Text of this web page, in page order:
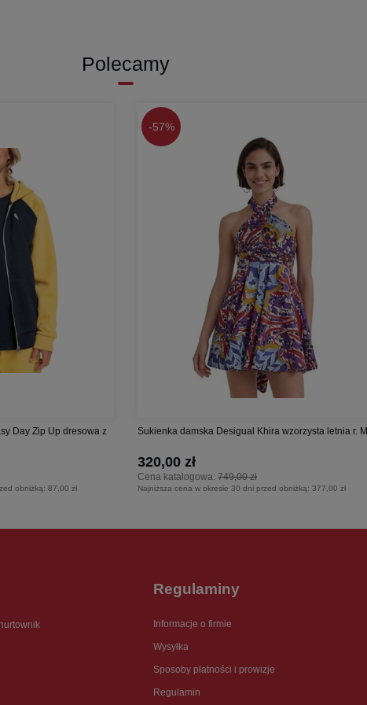
Polecamy
Day Zip Up dresowa z
obniżką: 87,00 zł
-57%
Sukienka damska Desigual Khira wzorzysta letnia r. M
Cena katalogowa: 749,00 zł
320,00 zł
Najniższa cena w okresie 30 dni przed obniżką: 377,00 zł
Regulaminy
Informacje o firmie
Wysyłka
Sposoby płatności i prowizje
Regulamin